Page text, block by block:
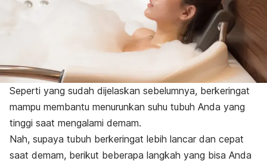
Seperti yang sudah dijelaskan sebelumnya, berkeringat
mampu membantu menurunkan suhu tubuh Anda yang
tinggi saat mengalami demam.
Nah, supaya tubuh berkeringat lebih lancar dan cepat
saat demam, berikut beberapa langkah yang bisa Anda